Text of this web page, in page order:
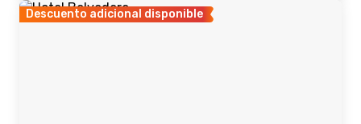
Descuento adicional disponible